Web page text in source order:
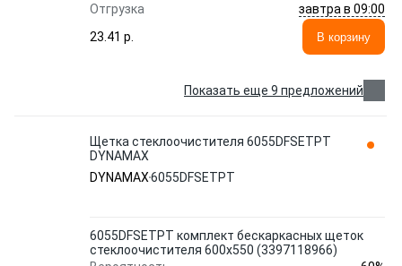
Отгрузка
завтра в 09:00
23.41 p.
В корзину
Показать еще 9 предложений
Щетка стеклоочистителя 6055DFSETPT
DYNAMAX
DYNAMAX6055DFSETPT
6055DFSETPT комплект бескаркасных щеток
стеклоочистителя 600x550 (3397118966)